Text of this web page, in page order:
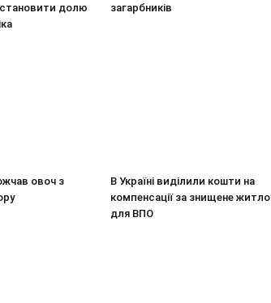
долю
загарбників
овоч з
В Україні виділили кошти на
компенсації за знищене житло
для ВПО